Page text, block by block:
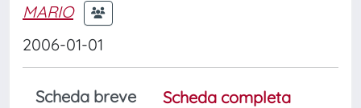
MARIO
2006-01-01
Scheda breve
Scheda completa